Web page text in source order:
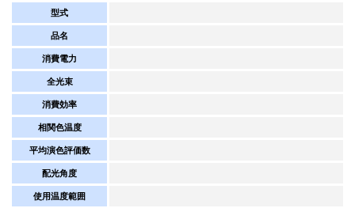
型式
品名
消費電力
全光束
消費効率
相関色温度
平均演色評価数
配光角度
使用温度範囲